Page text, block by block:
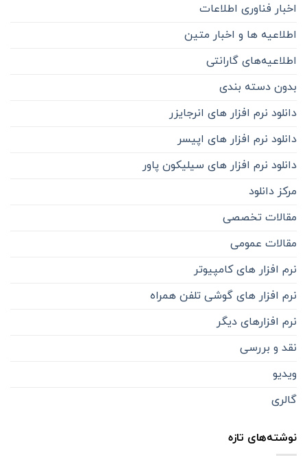
اخبار فناوری اطلاعات
اطلاعیه ها و اخبار متین
اطلاعیه‌‌های گارانتی
بدون دسته بندی
دانلود نرم افزار های انرجایزر
دانلود نرم افزار های اپیسر
دانلود نرم افزار های سیلیکون پاور
مرکز دانلود
مقالات تخصصی
مقالات عمومی
نرم افزار های کامپیوتر
نرم افزار های گوشی تلفن همراه
نرم افزارهای دیگر
نقد و بررسی
ویدیو
گالری
نوشته‌های تازه